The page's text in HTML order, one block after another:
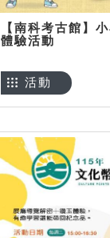
【南科考古館】
體驗活動
活動